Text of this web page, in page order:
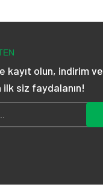
kayıt olun, indirim ve
siz faydalanın!